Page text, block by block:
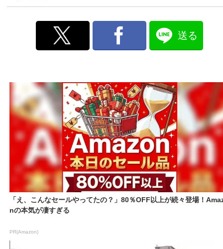
送る
「え、こんなセールやってたの？」80％OFF以上が続々登場！
nの本気が凄すぎる
PR(Amazon)